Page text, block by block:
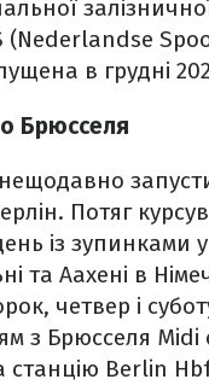
(Nederlandse
в грудні
Брюсселя
Потяг
із зупинками у
та Аахені в
четвер і
з Брюсселя Midi
станцію Berlin